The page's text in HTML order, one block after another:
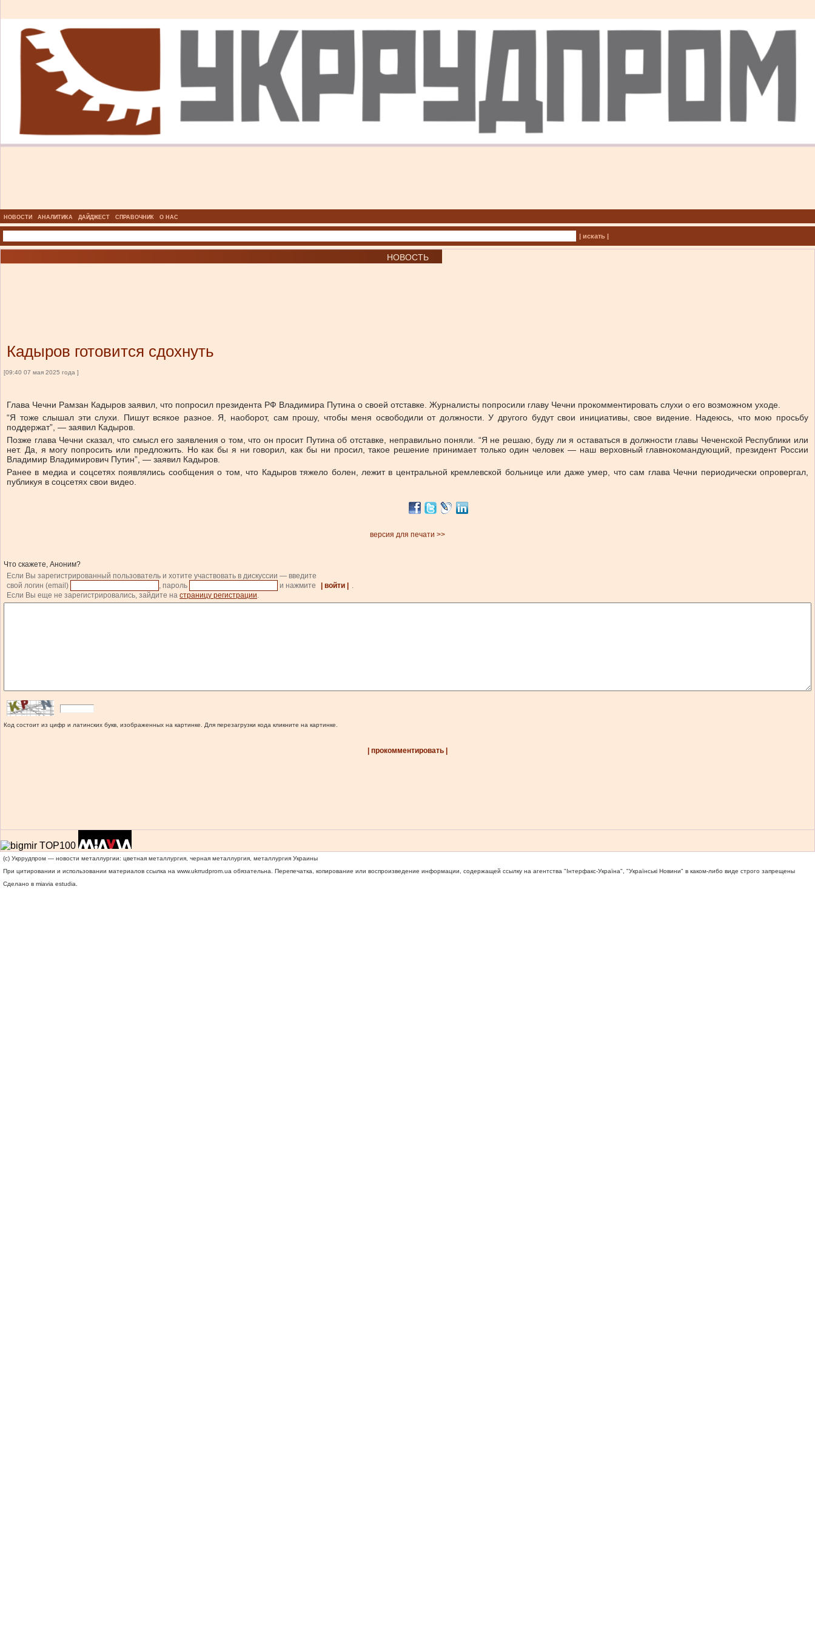
НОВОСТИ АНАЛИТИКА ДАЙДЖЕСТ СПРАВОЧНИК О НАС
| искать |
НОВОСТЬ
Кадыров готовится сдохнуть
[09:40 07 мая 2025 года ]
Глава Чечни Рамзан Кадыров заявил, что попросил президента РФ Владимира Путина о своей отставке. Журналисты попросили главу Чечни прокомментировать слухи о его возможном уходе.
“Я тоже слышал эти слухи. Пишут всякое разное. Я, наоборот, сам прошу, чтобы меня освободили от должности. У другого будут свои инициативы, свое видение. Надеюсь, что мою просьбу
поддержат”, — заявил Кадыров.
Позже глава Чечни сказал, что смысл его заявления о том, что он просит Путина об отставке, неправильно поняли. “Я не решаю, буду ли я оставаться в должности главы Чеченской Республики или
нет. Да, я могу попросить или предложить. Но как бы я ни говорил, как бы ни просил, такое решение принимает только один человек — наш верховный главнокомандующий, президент России
Владимир Владимирович Путин”, — заявил Кадыров.
Ранее в медиа и соцсетях появлялись сообщения о том, что Кадыров тяжело болен, лежит в центральной кремлевской больнице или даже умер, что сам глава Чечни периодически опровергал,
публикуя в соцсетях свои видео.
версия для печати >>
Что скажете, Аноним?
Если Вы зарегистрированный пользователь и хотите участвовать в дискуссии — введите
свой логин (email)
, пароль и нажмите | войти |
.
Если Вы еще не зарегистрировались, зайдите на страницу регистрации.
Код состоит из цифр и латинских букв, изображенных на картинке. Для перезагрузки кода кликните на картинке.
| прокомментировать |
(c) Укррудпром — новости металлургии: цветная металлургия, черная металлургия, металлургия Украины
При цитировании и использовании материалов ссылка на www.ukrrudprom.ua обязательна. Перепечатка, копирование или воспроизведение информации, содержащей ссылку на агентства "Iнтерфакс-Україна", "Українськi Новини" в каком-либо виде строго запрещены
Сделано в miavia estudia.